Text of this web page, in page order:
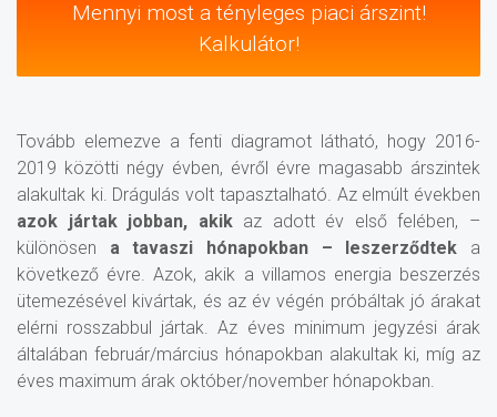
Mennyi most a tényleges piaci árszint!
Kalkulátor!
Tovább elemezve a fenti diagramot látható, hogy 2016-
2019 közötti négy évben, évről évre magasabb árszintek
alakultak ki. Drágulás volt tapasztalható. Az elmúlt években
azok jártak jobban, akik az adott év első felében, –
különösen a tavaszi hónapokban – leszerződtek a
következő évre. Azok, akik a villamos energia beszerzés
ütemezésével kivártak, és az év végén próbáltak jó árakat
elérni rosszabbul jártak. Az éves minimum jegyzési árak
általában február/március hónapokban alakultak ki, míg az
éves maximum árak október/november hónapokban.